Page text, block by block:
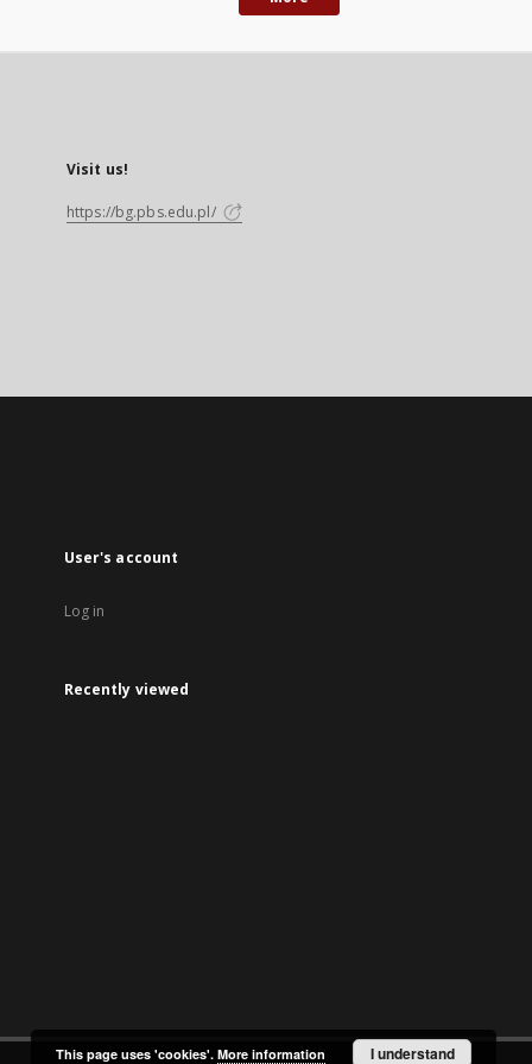
Visit us!
https://bg.pbs.edu.pl/
User's account
Log in
Recently viewed
This page uses 'cookies'. More information I understand